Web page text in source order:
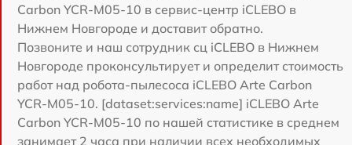
Carbon YCR-M05-10 в сервис-центр iCLEBO в
Нижнем Новгороде и доставит обратно.
Позвоните и наш сотрудник сц iCLEBO в Нижнем
Новгороде проконсультирует и определит стоимость
работ над робота-пылесоса iCLEBO Arte Carbon
YCR-M05-10. [dataset:services:name] iCLEBO Arte
Carbon YCR-M05-10 по нашей статистике в среднем
занимает 2 часа при наличии всех необходимых